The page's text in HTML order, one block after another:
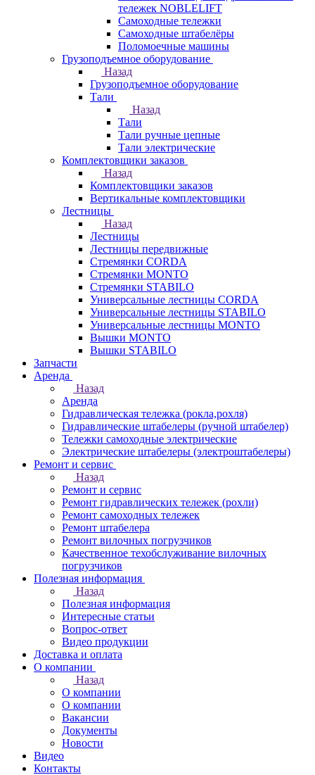
тележек NOBLELIFT
Самоходные тележки
Самоходные штабелёры
Поломоечные машины
Грузоподъемное оборудование
Назад
Грузоподъемное оборудование
Тали
Назад
Тали
Тали ручные цепные
Тали электрические
Комплектовщики заказов
Назад
Комплектовщики заказов
Вертикальные комплектовщики
Лестницы
Назад
Лестницы
Лестницы передвижные
Стремянки CORDA
Стремянки MONTO
Стремянки STABILO
Универсальные лестницы CORDA
Универсальные лестницы STABILO
Универсальные лестницы MONTO
Вышки MONTO
Вышки STABILO
Запчасти
Аренда
Назад
Аренда
Гидравлическая тележка (рокла,рохля)
Гидравлические штабелеры (ручной штабелер)
Тележки самоходные электрические
Электрические штабелеры (электроштабелеры)
Ремонт и сервис
Назад
Ремонт и сервис
Ремонт гидравлических тележек (рохли)
Ремонт самоходных тележек
Ремонт штабелера
Ремонт вилочных погрузчиков
Качественное техобслуживание вилочных
погрузчиков
Полезная информация
Назад
Полезная информация
Интересные статьи
Вопрос-ответ
Видео продукции
Доставка и оплата
О компании
Назад
О компании
О компании
Вакансии
Документы
Новости
Видео
Контакты